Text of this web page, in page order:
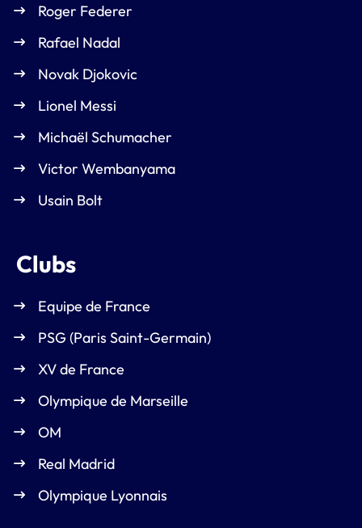
Roger Federer
Rafael Nadal
Novak Djokovic
Lionel Messi
Michaël Schumacher
Victor Wembanyama
Usain Bolt
Clubs
Equipe de France
PSG (Paris Saint-Germain)
XV de France
Olympique de Marseille
OM
Real Madrid
Olympique Lyonnais